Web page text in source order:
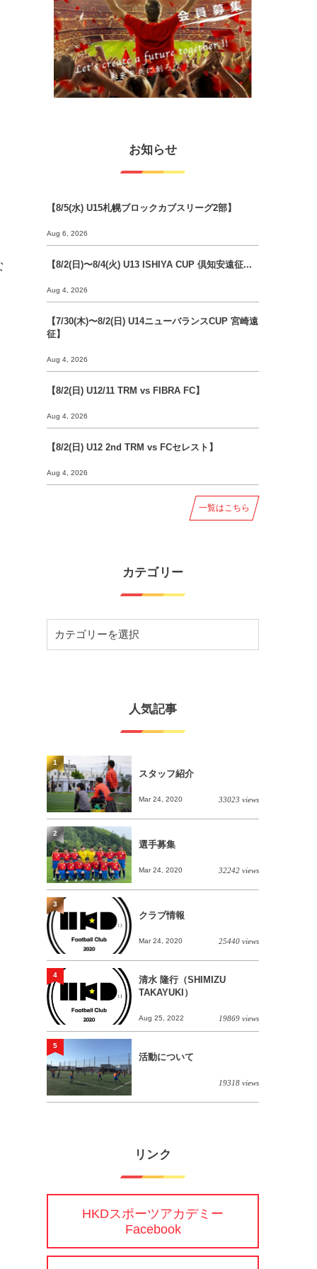
お知らせ
【8/5(水) U15札幌ブロックカブスリーグ2部】
Aug 6, 2026
【8/2(日)〜8/4(火) U13 ISHIYA CUP 倶知安遠征...
Aug 4, 2026
【7/30(木)〜8/2(日) U14ニューバランスCUP 宮崎遠
征】
Aug 4, 2026
【8/2(日) U12/11 TRM vs FIBRA FC】
Aug 4, 2026
【8/2(日) U12 2nd TRM vs FCセレスト】
Aug 4, 2026
一覧はこちら
カテゴリー
人気記事
スタッフ紹介
Mar 24, 2020 33023 views
1
選手募集
Mar 24, 2020 32242 views
2
クラブ情報
Mar 24, 2020 25440 views
3
清水 隆行（SHIMIZU
TAKAYUKI）
Aug 25, 2022 19869 views
4
活動について
19318 views
5
リンク
HKDスポーツアカデミー
Facebook